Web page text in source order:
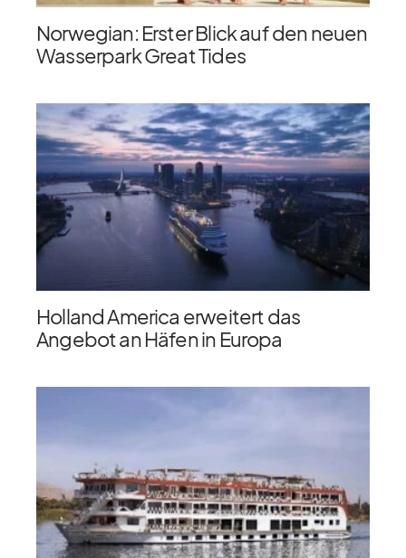
Norwegian: Erster Blick auf den neuen
Wasserpark Great Tides
Holland America erweitert das
Angebot an Häfen in Europa